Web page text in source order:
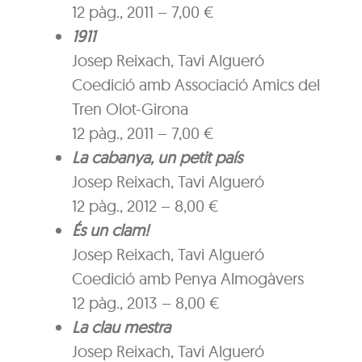
12 pàg., 2011 – 7,00 €
1911
Josep Reixach, Tavi Algueró
Coedició amb Associació Amics del
Tren Olot-Girona
12 pàg., 2011 – 7,00 €
La cabanya, un petit país
Josep Reixach, Tavi Algueró
12 pàg., 2012 – 8,00 €
És un clam!
Josep Reixach, Tavi Algueró
Coedició amb Penya Almogàvers
12 pàg., 2013 – 8,00 €
La clau mestra
Josep Reixach, Tavi Algueró